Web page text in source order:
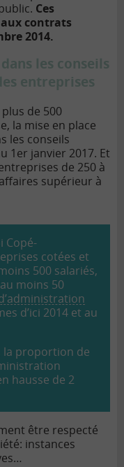
Ces
contrats
2014.
les conseils
entreprises
de 500
la mise en place
les conseils
1er janvier 2017. Et
de 250 à
supérieur à
Copé-
cotées et
500 salariés,
moins 50
d’ici 2014 et au
la proportion de
hausse de 2
être respecté
instances